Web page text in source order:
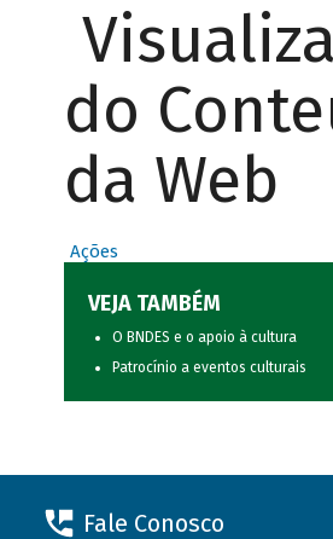
do
da Web
Ações
VEJA TAMBÉM
O BNDES e o apoio à cultura
Patrocínio a eventos culturais
Fale Conosco